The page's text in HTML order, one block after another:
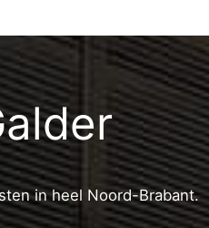
in heel Noord-Brabant.